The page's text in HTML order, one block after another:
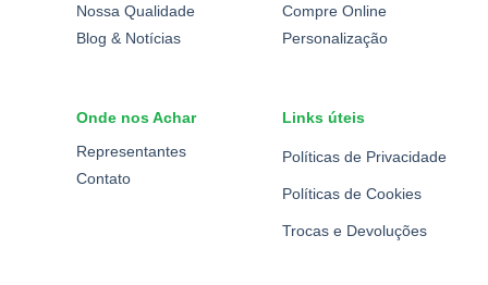
Nossa Qualidade
Blog & Notícias
Compre Online
Personalização
Onde nos Achar
Representantes
Contato
Links úteis
Políticas de Privacidade
Políticas de Cookies
Trocas e Devoluções